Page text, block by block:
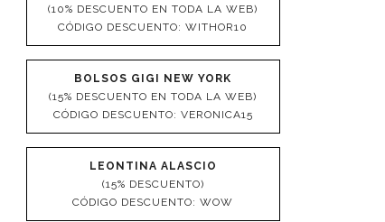
(10% DESCUENTO EN TODA LA WEB)
CÓDIGO DESCUENTO: WITHOR10
BOLSOS GIGI NEW YORK
(15% DESCUENTO EN TODA LA WEB)
CÓDIGO DESCUENTO: VERONICA15
LEONTINA ALASCIO
(15% DESCUENTO)
CÓDIGO DESCUENTO: WOW